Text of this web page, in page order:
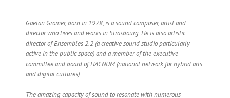
Gaëtan Gromer, born in 1978, is a sound composer, artist and
director who lives and works in Strasbourg. He is also artistic
director of Ensembles 2.2 (a creative sound studio particularly
active in the public space) and a member of the executive
committee and board of HACNUM (national network for hybrid arts
and digital cultures).
The amazing capacity of sound to resonate with numerous